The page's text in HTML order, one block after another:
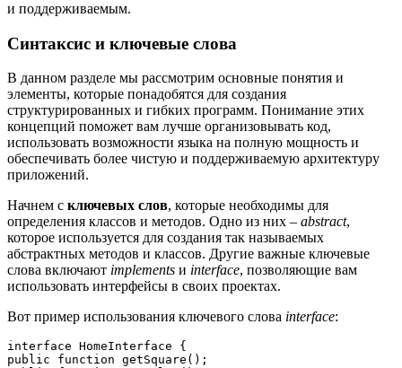
и поддерживаемым.
Синтаксис и ключевые слова
В данном разделе мы рассмотрим основные понятия и
элементы, которые понадобятся для создания
структурированных и гибких программ. Понимание этих
концепций поможет вам лучше организовывать код,
использовать возможности языка на полную мощность и
обеспечивать более чистую и поддерживаемую архитектуру
приложений.
Начнем с ключевых слов, которые необходимы для
определения классов и методов. Одно из них – abstract,
которое используется для создания так называемых
абстрактных методов и классов. Другие важные ключевые
слова включают implements и interface, позволяющие вам
использовать интерфейсы в своих проектах.
Вот пример использования ключевого слова interface:
interface HomeInterface {
public function getSquare();